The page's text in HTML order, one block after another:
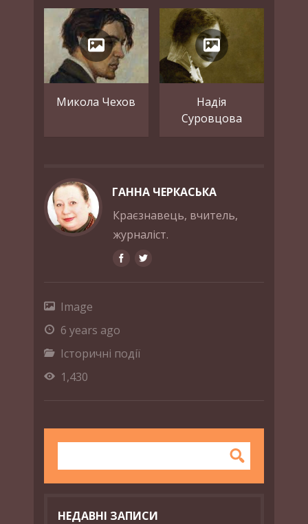
Микола Чехов
Надія
Суровцова
ГАННА ЧЕРКАСЬКА
Краєзнавець, вчитель,
журналіст.
Image
6 years ago
Історичні події
1,430
НЕДАВНІ ЗАПИСИ